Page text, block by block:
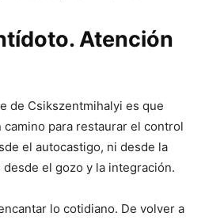
Atención
de Csikszentmihalyi es que
para restaurar el control
el autocastigo, ni desde la
el gozo y la integración.
lo cotidiano. De volver a